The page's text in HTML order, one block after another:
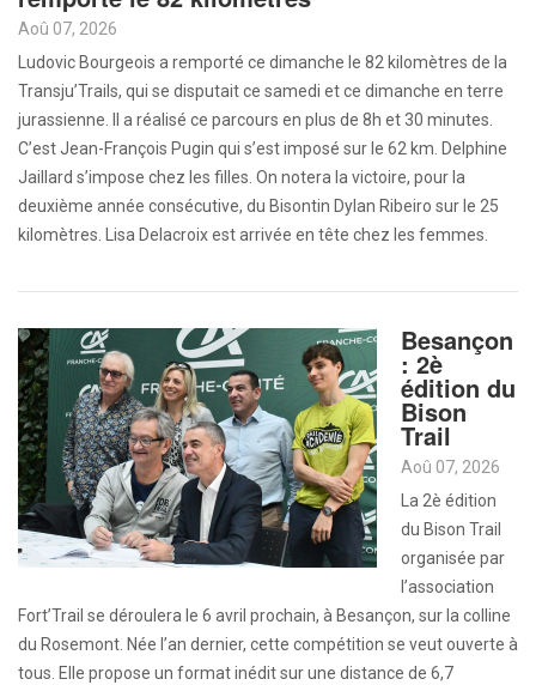
Aoû 07, 2026
Ludovic Bourgeois a remporté ce dimanche le 82 kilomètres de la
Transju’Trails, qui se disputait ce samedi et ce dimanche en terre
jurassienne. Il a réalisé ce parcours en plus de 8h et 30 minutes.
C’est Jean-François Pugin qui s’est imposé sur le 62 km. Delphine
Jaillard s’impose chez les filles. On notera la victoire, pour la
deuxième année consécutive, du Bisontin Dylan Ribeiro sur le 25
kilomètres. Lisa Delacroix est arrivée en tête chez les femmes.
Besançon
: 2è
édition du
Bison
Trail
Aoû 07, 2026
La 2è édition
du Bison Trail
organisée par
l’association
Fort’Trail se déroulera le 6 avril prochain, à Besançon, sur la colline
du Rosemont. Née l’an dernier, cette compétition se veut ouverte à
tous. Elle propose un format inédit sur une distance de 6,7